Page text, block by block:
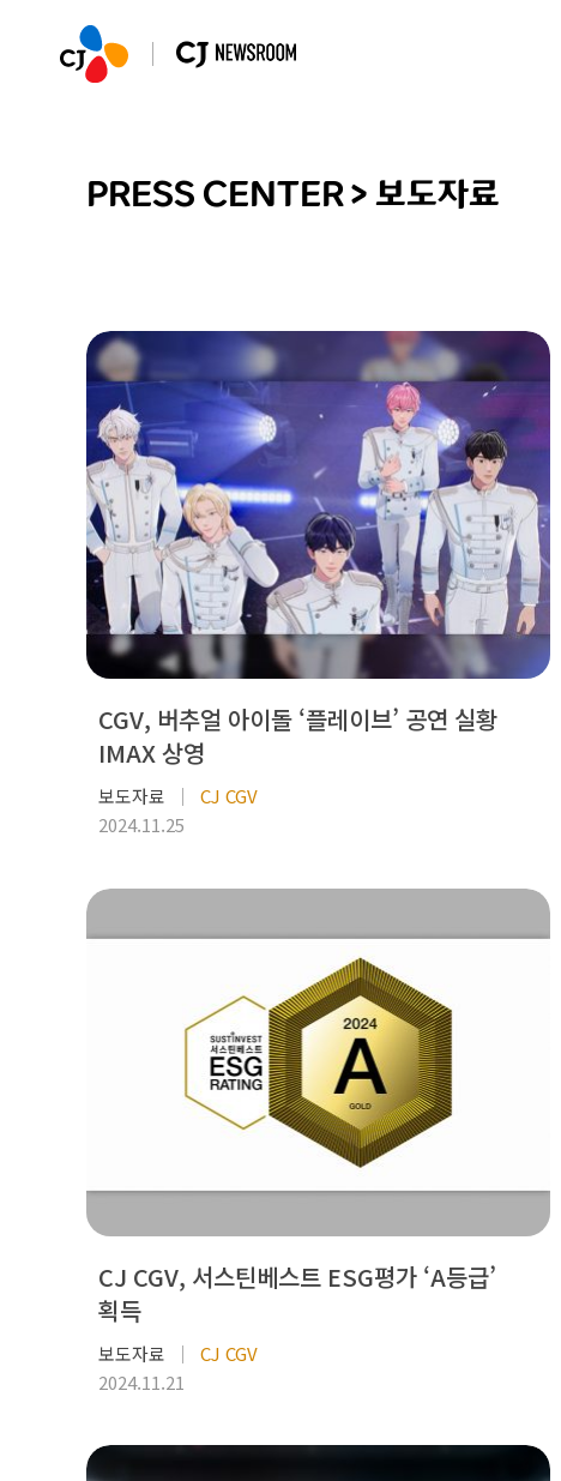
PRESS CENTER>보도자료
CGV, 버추얼 아이돌 ‘플레이브’ 공연 실황
IMAX 상영
보도자료
CJ CGV
2024.11.25
CJ CGV, 서스틴베스트 ESG평가 ‘A등급’
획득
보도자료
CJ CGV
2024.11.21